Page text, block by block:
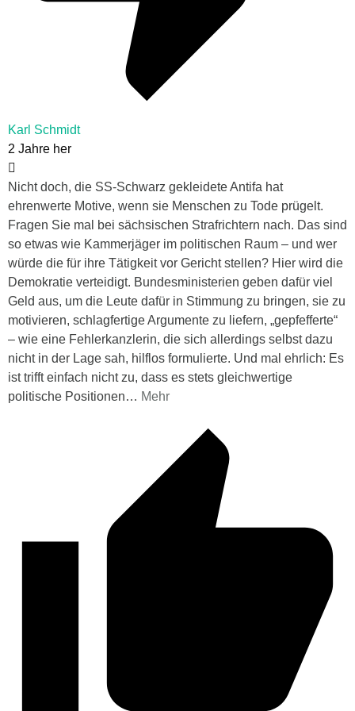
Karl Schmidt
2 Jahre her
Nicht doch, die SS-Schwarz gekleidete Antifa hat
ehrenwerte Motive, wenn sie Menschen zu Tode prügelt.
Fragen Sie mal bei sächsischen Strafrichtern nach. Das sind
so etwas wie Kammerjäger im politischen Raum – und wer
würde die für ihre Tätigkeit vor Gericht stellen? Hier wird die
Demokratie verteidigt. Bundesministerien geben dafür viel
Geld aus, um die Leute dafür in Stimmung zu bringen, sie zu
motivieren, schlagfertige Argumente zu liefern, „gepfefferte“
– wie eine Fehlerkanzlerin, die sich allerdings selbst dazu
nicht in der Lage sah, hilflos formulierte. Und mal ehrlich: Es
ist trifft einfach nicht zu, dass es stets gleichwertige
politische Positionen… Mehr